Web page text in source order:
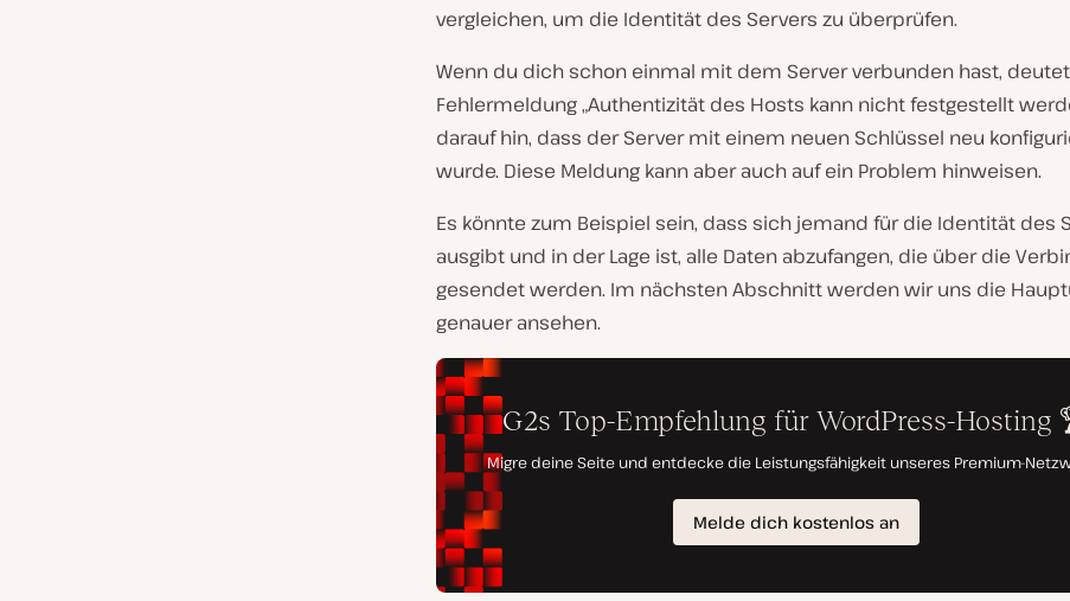
vergleichen, um die Identität des Servers zu überprüfen.
Wenn du dich schon einmal mit dem Server verbunden hast,
Fehlermeldung „Authentizität des Hosts kann nicht festgestellt
darauf hin, dass der Server mit einem neuen Schlüssel neu
wurde. Diese Meldung kann aber auch auf ein Problem hinweisen.
Es könnte zum Beispiel sein, dass sich jemand für die Identität des
ausgibt und in der Lage ist, alle Daten abzufangen, die über die
gesendet werden. Im nächsten Abschnitt werden wir uns die
genauer ansehen.